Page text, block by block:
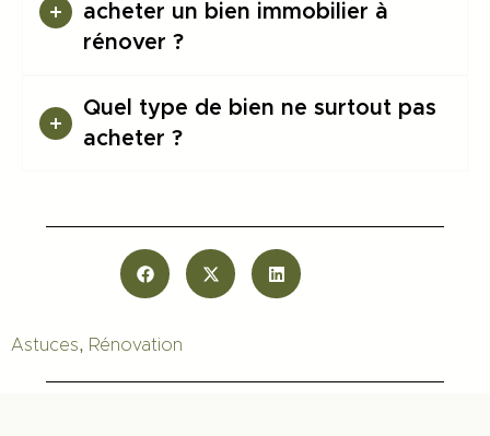
acheter un bien immobilier à
rénover ?
Quel type de bien ne surtout pas
acheter ?
Astuces, Rénovation